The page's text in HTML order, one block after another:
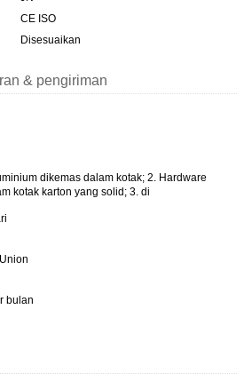
CE ISO
Disesuaikan
& pengiriman
dikemas dalam kotak; 2. Hardware
kotak karton yang solid; 3. di
bulan